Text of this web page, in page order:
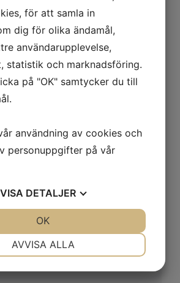
regn och har
egenskaper. Byxan är
varselplagg av klass 2 och
säkerheten i dåliga
tejp för hög synlighet
tyg
enkel åtkomst till
fickor.
% PU-laminerad
för att samla in
dig för olika ändamål,
användarupplevelse,
statistik och marknadsföring.
på "OK" samtycker du till
användning av cookies och
personuppgifter på vår
VISA DETALJER
AVVISA ALLA
OK